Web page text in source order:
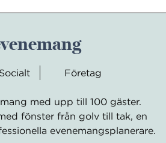
Socialt Företag
med upp till 100 gäster.
fönster från golv till tak, en
evenemangsplanerare.